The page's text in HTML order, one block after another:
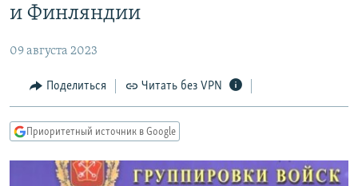
основному
Вернутся
Вернутся
МНЕНИЯ
КУЛЬТУРА
КАВКАЗ.РЕАЛИИ
СЕВЕР.РЕАЛИИ
и Финляндии
09 августа 2023
Поделиться Читать без VPN
Приоритетный источник в Google